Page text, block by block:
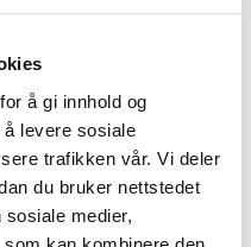
å gi innhold og
levere sosiale
trafikken vår. Vi deler
du bruker nettstedet
medier,
på overflater før fjerning av
støv og asbestfibre på alle